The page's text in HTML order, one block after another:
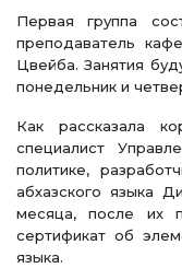
Первая группа
преподаватель
Цвейба. Занятия
понедельник и
Как рассказала
специалист
политике,
абхазского языка
месяца, после их
сертификат об
языка.